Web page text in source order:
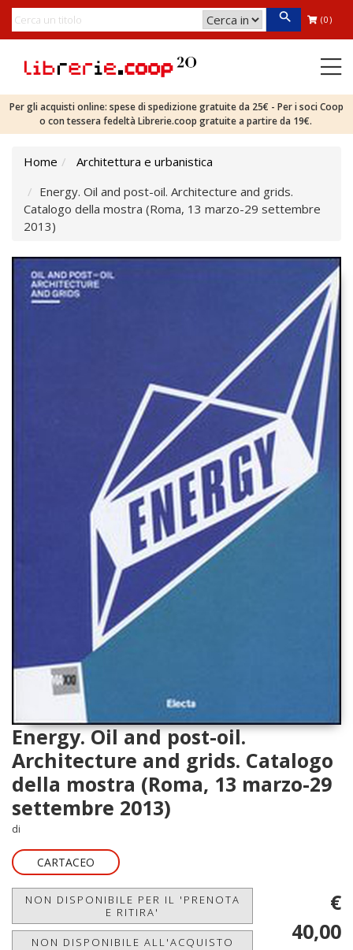
(0)
Per gli acquisti online: spese di spedizione gratuite da 25€ - Per i soci Coop
o con tessera fedeltà Librerie.coop gratuite a partire da 19€.
Home
Architettura e urbanistica
Energy. Oil and post-oil. Architecture and grids.
Catalogo della mostra (Roma, 13 marzo-29 settembre
2013)
Energy. Oil and post-oil.
Architecture and grids. Catalogo
della mostra (Roma, 13 marzo-29
settembre 2013)
di
CARTACEO
NON DISPONIBILE PER IL 'PRENOTA
E RITIRA'
NON DISPONIBILE ALL'ACQUISTO
€
40,00